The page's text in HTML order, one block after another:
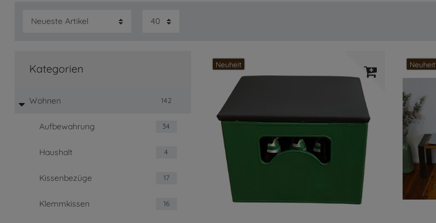
Kategorien
Wohnen 142
Aufbewahrung 34
Haushalt 4
Kissenbezüge 17
Klemmkissen 16
Neuheit Neuheit